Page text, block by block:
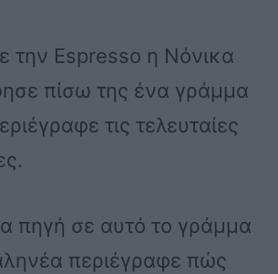
την Espresso η Νόνικα
πίσω της ένα γράμμα
τις τελευταίες
πηγή σε αυτό το γράμμα
περιέγραφε πώς